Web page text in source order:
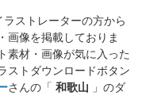
ストレーターの方から
画像を掲載しておりま
素材・画像が気に入った
ストダウンロードボタン
さんの「 和歌山 」のダ